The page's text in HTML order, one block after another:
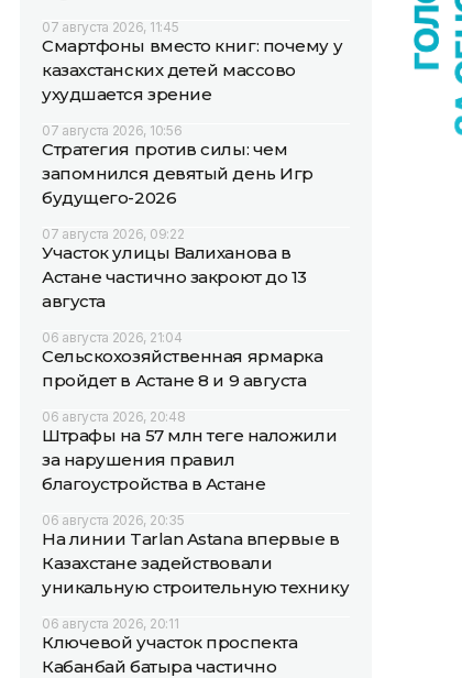
07 августа 2026, 11:45
Смартфоны вместо книг: почему у
казахстанских детей массово
ухудшается зрение
07 августа 2026, 10:56
Стратегия против силы: чем
запомнился девятый день Игр
будущего-2026
07 августа 2026, 09:22
Участок улицы Валиханова в
Астане частично закроют до 13
августа
06 августа 2026, 21:04
Сельскохозяйственная ярмарка
пройдет в Астане 8 и 9 августа
06 августа 2026, 20:48
Штрафы на 57 млн теңге наложили
за нарушения правил
благоустройства в Астане
06 августа 2026, 20:35
На линии Tarlan Astana впервые в
Казахстане задействовали
уникальную строительную технику
06 августа 2026, 20:11
Ключевой участок проспекта
Кабанбай батыра частично